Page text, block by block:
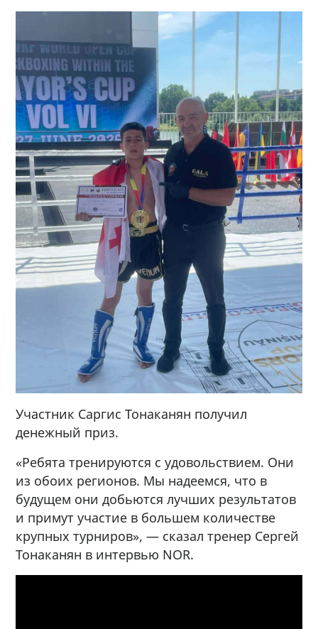
Участник Саргис Тонаканян получил
денежный приз.
«Ребята тренируются с удовольствием. Они
из обоих регионов. Мы надеемся, что в
будущем они добьются лучших результатов
и примут участие в большем количестве
крупных турниров», — сказал тренер Сергей
Тонаканян в интервью NOR.